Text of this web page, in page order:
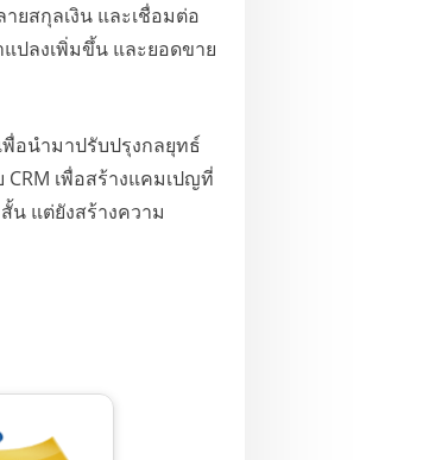
ยสกุลเงิน และเชื่อมต่อ
ปลงเพิ่มขึ้น และยอดขาย
พื่อนำมาปรับปรุงกลยุทธ์
เพื่อสร้างแคมเปญที่
น แต่ยังสร้างความ